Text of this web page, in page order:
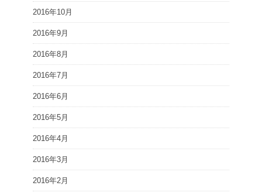
2016年10月
2016年9月
2016年8月
2016年7月
2016年6月
2016年5月
2016年4月
2016年3月
2016年2月